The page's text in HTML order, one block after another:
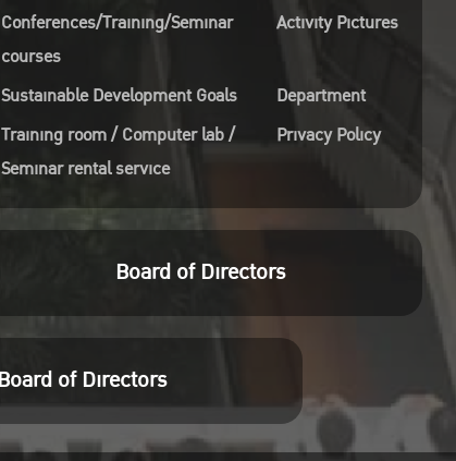
Conferences/Training/Seminar
courses
Activity Pictures
Sustainable Development Goals
Department
Training room / Computer lab /
Seminar rental service
Privacy Policy
Board of Directors
of Directors